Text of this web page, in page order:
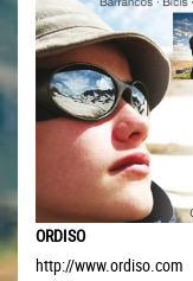
ORDISO
http://www.ordiso.com